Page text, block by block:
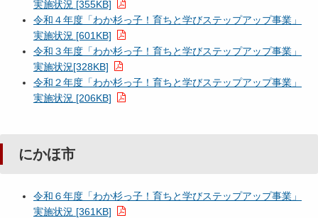
実施状況 [355KB]
令和４年度「わか杉っ子！育ちと学びステップアップ事業」
実施状況 [601KB]
令和３年度「わか杉っ子！育ちと学びステップアップ事業」
実施状況[328KB]
令和２年度「わか杉っ子！育ちと学びステップアップ事業」
実施状況 [206KB]
にかほ市
令和６年度「わか杉っ子！育ちと学びステップアップ事業」
実施状況 [361KB]